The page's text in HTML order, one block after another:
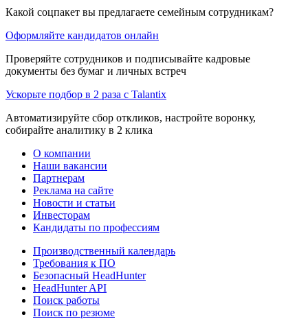
Какой соцпакет вы предлагаете семейным сотрудникам?
Оформляйте кандидатов онлайн
Проверяйте сотрудников и подписывайте кадровые
документы без бумаг и личных встреч
Ускорьте подбор в 2 раза с Talantix
Автоматизируйте сбор откликов, настройте воронку,
собирайте аналитику в 2 клика
О компании
Наши вакансии
Партнерам
Реклама на сайте
Новости и статьи
Инвесторам
Кандидаты по профессиям
Производственный календарь
Требования к ПО
Безопасный HeadHunter
HeadHunter API
Поиск работы
Поиск по резюме